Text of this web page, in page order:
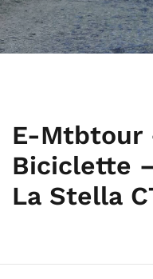
E-Mtbtour
Biciclette
La Stella